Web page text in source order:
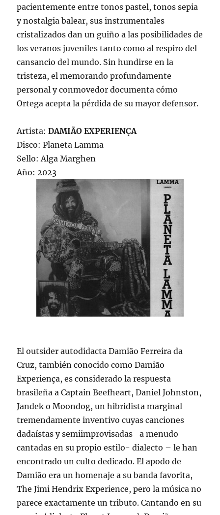
pacientemente entre tonos pastel, tonos sepia
y nostalgia balear, sus instrumentales
cristalizados dan un guiño a las posibilidades de
los veranos juveniles tanto como al respiro del
cansancio del mundo. Sin hundirse en la
tristeza, el memorando profundamente
personal y conmovedor documenta cómo
Ortega acepta la pérdida de su mayor defensor.
Artista:DAMIÃO EXPERIENÇA
Disco: Planeta Lamma
Sello: Alga Marghen
Año: 2023
El outsider autodidacta Damião Ferreira da
Cruz, también conocido como Damião
Experiença, es considerado la respuesta
brasileña a Captain Beefheart, Daniel Johnston,
Jandek o Moondog, un hibridista marginal
tremendamente inventivo cuyas canciones
dadaístas y semiimprovisadas -a menudo
cantadas en su propio estilo- dialecto – le han
encontrado un culto dedicado. El apodo de
Damião era un homenaje a su banda favorita,
The Jimi Hendrix Experience, pero la música no
parece exactamente un tributo. Cantando en su